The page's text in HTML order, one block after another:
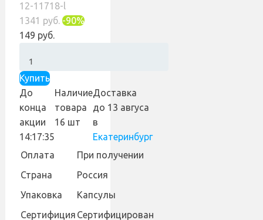
12-11718-l
1341 руб. -90%
149 руб.
Купить
До
конца
акции
14:17:35
Наличие
товара
16 шт
Доставка
до 13 авгуса
в
Екатеринбург
Оплата
При получении
Страна
Россия
Упаковка
Капсулы
Сертифиция Сертифицирован